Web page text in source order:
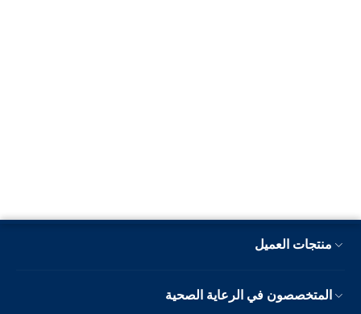
منتجات العميل
المتخصصون في الرعاية الصحية